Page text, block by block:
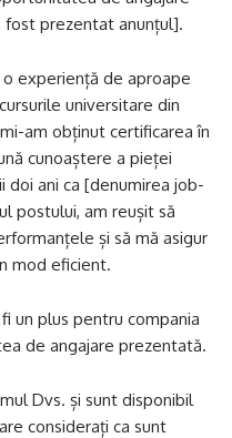
prezentat anunțul].
experiență de aproape
universitare din
am obținut certificarea în
cunoaștere a pieței
doi ani ca [denumirea job-
postului, am reușit să
și să mă asigur
mod eficient.
un plus pentru compania
de angajare prezentată.
Dvs. și sunt disponibil
considerați ca sunt